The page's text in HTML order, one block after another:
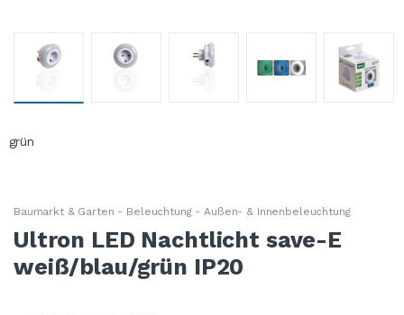
Baumarkt & Garten - Beleuchtung - Außen- & Innenbeleuchtung
Ultron LED Nachtlicht save-E
weiß/blau/grün IP20